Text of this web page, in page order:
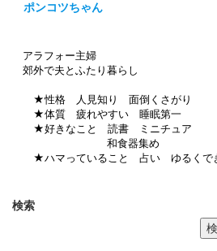
ポンコツちゃん
アラフォー主婦
郊外で夫とふたり暮らし
★性格 人見知り 面倒くさがり
★体質 疲れやすい 睡眠第一
★好きなこと 読書 ミニチュア
和食器集め
★ハマっていること 占い ゆるくでき
検索